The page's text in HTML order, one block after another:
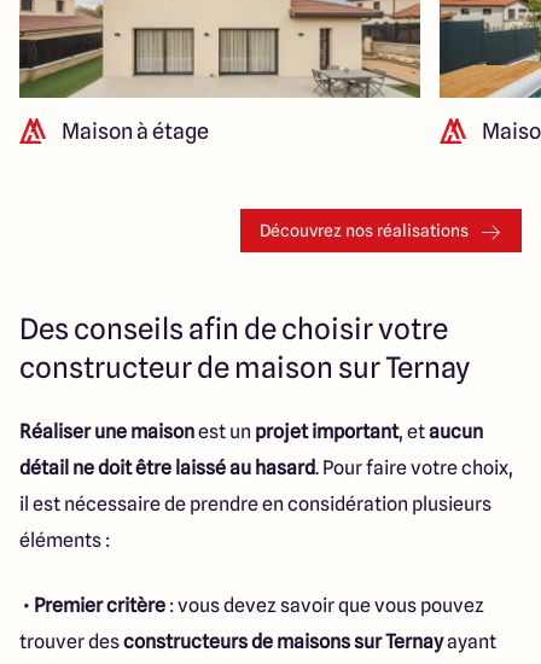
Maison à étage
Découvrez nos réalisations
Des conseils afin de choisir votre
constructeur de maison sur Ternay
Réaliser une maisonest un projet important, etaucun
détail ne doit être laissé au hasard. Pour faire votre choix,
il est nécessaire de prendre en considération plusieurs
éléments :
• Premier critère : vous devez savoir que vous pouvez
trouver desconstructeurs de maisons sur Ternayayant